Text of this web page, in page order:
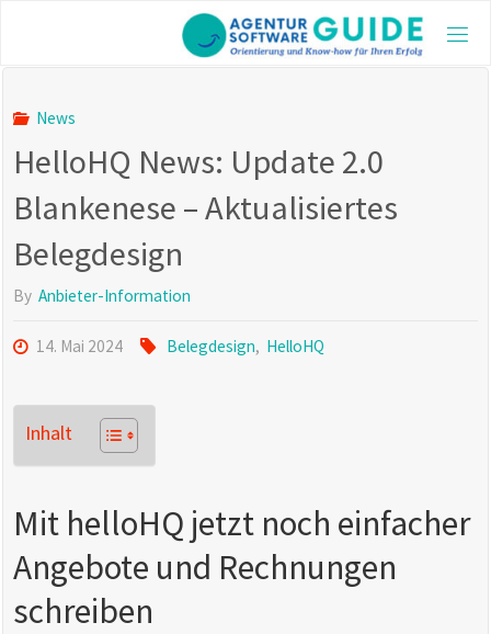
content
News
HelloHQ News: Update 2.0
Blankenese – Aktualisiertes
Belegdesign
By Anbieter-Information
14. Mai 2024 Belegdesign, HelloHQ
Inhalt
Mit helloHQ jetzt noch einfacher
Angebote und Rechnungen
schreiben